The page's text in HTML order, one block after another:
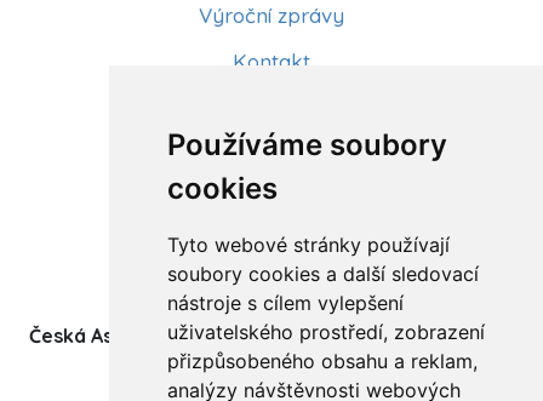
Používáme soubory
cookies
Tyto webové stránky používají
soubory cookies a další sledovací
nástroje s cílem vylepšení
uživatelského prostředí, zobrazení
přizpůsobeného obsahu a reklam,
analýzy návštěvnosti webových
Výroční zprávy
Kontakt
Články
Kurzy a workshopy
Sídlo ČADBT
Česká Asociace Dětských Bobath Terapeutů spolek
(z.s.)